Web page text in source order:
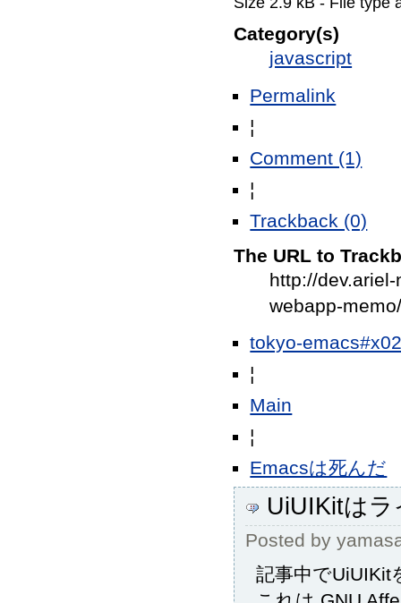
Category(s)
javascript
Permalink
¦
Comment (1)
¦
Trackback (0)
The URL to
http://
webapp-
tokyo-
¦
Main
¦
Emacsは死んだ
UiUIKitは
Posted by
記事中でUiUIKit